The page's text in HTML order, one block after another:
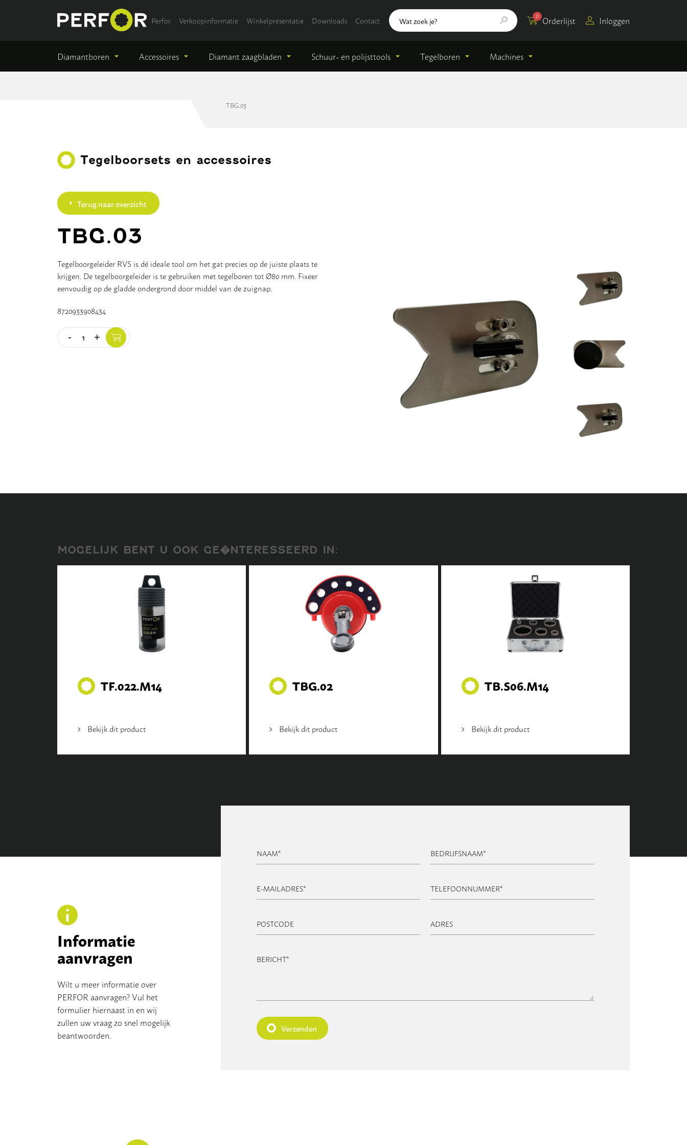
Perfor Verkoopinformatie Winkelpresentatie Downloads Contact Orderlijst
0 Inloggen
Diamantboren Accessoires Diamant zaagbladen Schuur- en polijsttools Tegelboren Machines
TBG.03
Tegelboorsets en accessoires
Terug naar overzicht
TBG.03
Tegelboorgeleider RVS is dé ideale tool om het gat precies op de juiste plaats te
krijgen. De tegelboorgeleider is te gebruiken met tegelboren tot Ø80 mm. Fixeer
eenvoudig op de gladde ondergrond door middel van de zuignap.
8720933908434
Quantity
- +
MOGELIJK BENT U OOK GE�NTERESSEERD IN:
TF.022.M14
Bekijk dit product
TBG.02
Bekijk dit product
TB.S06.M14
Bekijk dit product
Informatie
aanvragen
Wilt u meer informatie over
PERFOR aanvragen? Vul het
formulier hiernaast in en wij
zullen uw vraag zo snel mogelijk
beantwoorden.
NAAM* BEDRIJFSNAAM*
E-MAILADRES* TELEFOONNUMMER*
POSTCODE ADRES
BERICHT*
Verzenden